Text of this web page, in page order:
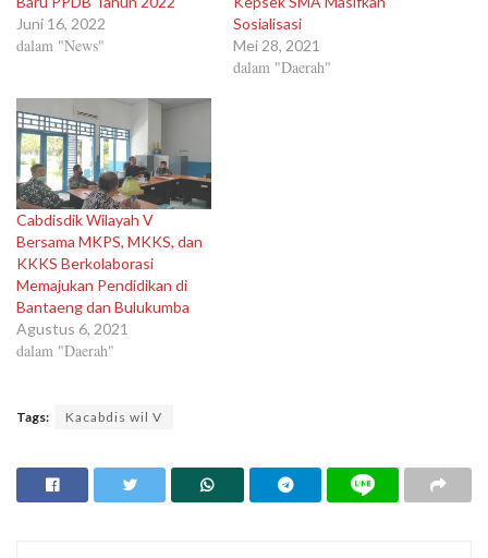
Juni 16, 2022
dalam "News"
Sosialisasi
Mei 28, 2021
dalam "Daerah"
Cabdisdik Wilayah V
Bersama MKPS, MKKS, dan
KKKS Berkolaborasi
Memajukan Pendidikan di
Bantaeng dan Bulukumba
Agustus 6, 2021
dalam "Daerah"
Tags: Kacabdis wil V